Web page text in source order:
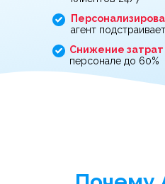
агент
Снижение затрат
персонале до 60%